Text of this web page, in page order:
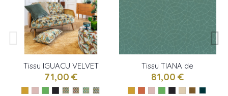
Tissu IGUACU VELVET
de Camengo
71,00 €
Tissu TIANA de
Camengo
81,00 €